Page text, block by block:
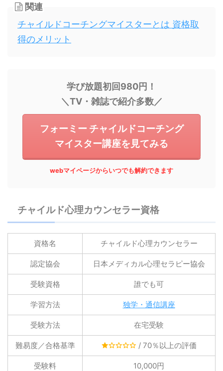
関連
チャイルドコーチングマイスターとは 資格取
得のメリット
学び放題初回980円！
＼TV・雑誌で紹介多数／
フォーミー チャイルドコーチング
マイスター講座を見てみる
webマイページからいつでも解約できます
チャイルド心理カウンセラー資格
資格名 チャイルド心理カウンセラー
認定協会 日本メディカル心理セラピー協会
受験資格 誰でも可
学習方法 独学・通信講座
受験方法 在宅受験
難易度／合格基準 / 70％以上の評価
受験料 10,000円